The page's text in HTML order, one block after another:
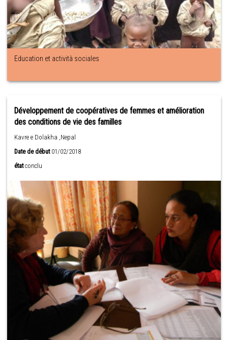
Education et actività sociales
Développement de coopératives de femmes et amélioration
des conditions de vie des familles
Kavre e Dolakha ,Nepal
Date de début01/02/2018
état conclu